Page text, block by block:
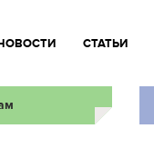
СТАТЬИ